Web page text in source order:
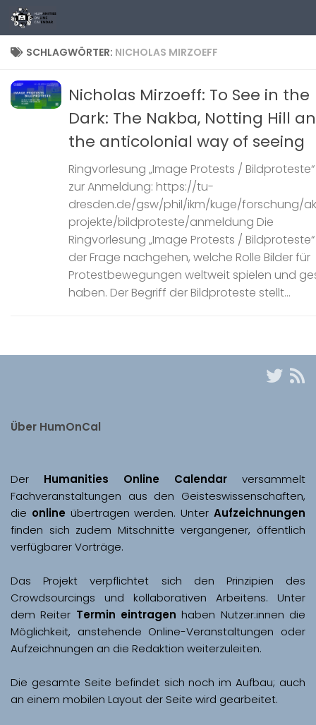
Zum Inhalt springen
SCHLAGWÖRTER: NICHOLAS MIRZOEFF
Nicholas Mirzoeff: To See in the
Dark: The Nakba, Notting Hill
the anticolonial way of seeing
Ringvorlesung „Image Protests / Bildproteste“
zur Anmeldung: https://tu-
dresden.de/gsw/phil/ikm/kuge/forschung/
projekte/bildproteste/anmeldung Die
Ringvorlesung „Image Protests /
der Frage nachgehen, welche Rolle Bilder für
Protestbewegungen weltweit spielen und
haben. Der Begriff der Bildproteste stellt...
Über HumOnCal
Der Humanities Online Calendar versammelt
Fachveranstaltungen aus den Geisteswissenschaften,
die online übertragen werden. Unter Aufzeichnungen
finden sich zudem Mitschnitte vergangener, öffentlich
Das Projekt verpflichtet sich den Prinzipien des
Crowdsourcings und kollaborativen Arbeitens. Unter
dem Reiter Termin eintragen haben Nutzer:innen die
Möglichkeit, anstehende Online-Veranstaltungen oder
Aufzeichnungen an die Redaktion weiterzuleiten.
Die gesamte Seite befindet sich noch im Aufbau; auch